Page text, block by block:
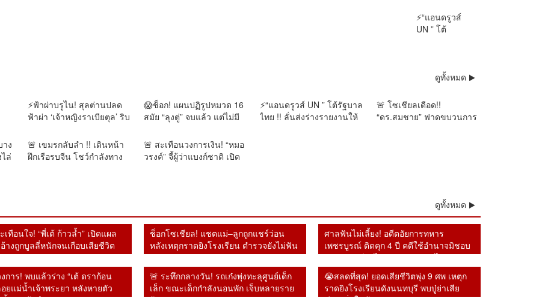
⚡“แอนดรูวส์
UN ” โต้
ดูทั้งหมด
⚡ฟ้าผ่าบรูไน! สุลต่านปลด
ฟ้าผ่า ‘เจ้าหญิงราเบียตุล’ ริบ
เสีย-ไม่เคารพราชวงศ์😱
😱ช็อก! แผนปฏิรูปหมวด 16
สมัย “ลุงตู่” จบแล้ว แต่ไม่มี
⚡“แอนดรูวส์ UN ” โต้รัฐบาล
ไทย !! ลั่นส่งร่างรายงานให้
🚨 โซเชียลเดือด!!
“ดร.สมชาย” ฟาดขบวนการ
ง
ล่
🚨 เขมรกลับลำ !! เดินหน้า
ฝึกเรือรบจีน โชว์กำลังทาง
🚨 สะเทือนวงการเงิน! “หมอ
วรงค์” จี้ผู้ว่าแบงก์ชาติ เปิด
ดูทั้งหมด
ทือนใจ! “พี่เต้ ก้าวล้ำ” เปิดแผล
อ้างถูกบูลลี่หนักจนเกือบเสียชีวิต
ช็อกโซเชียล! แชตแม่–ลูกถูกแชร์ว่อน
หลังเหตุกราดยิงโรงเรียน ตำรวจยังไม่ฟัน
ธงของจริง
ศาลฟันไม่เลี้ยง! อดีตอัยการทหาร
เพชรบูรณ์ ติดคุก 4 ปี คดีใช้อำนาจมิชอบ
รายงานคดียาไม่ตรงความจริง ไม่รอ
ลงอาญา
งการ! พบแล้วร่าง “เต้ ดราก้อน
ยแม่น้ำเจ้าพระยา หลังหายตัว
งแต่เช้ามืด
🚨 ระทึกกลางวัน! รถเก๋งพุ่งทะลุศูนย์เด็ก
เล็ก ขณะเด็กกำลังนอนพัก เจ็บหลายราย
ผู้ปกครองแห่รุดดูอาการ
😭สลดที่สุด! ยอดเสียชีวิตพุ่ง 9 ศพ เหตุก
ราดยิงโรงเรียนดังนนทบุรี พบปู่ย่าเสีย
ชีวิตเพิ่มในบ้าน